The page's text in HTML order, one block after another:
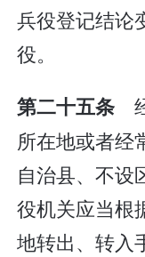
兵役登记结论
役。
第二十五条
所在地或者经
自治县、不设
役机关应当根
地转出、转入